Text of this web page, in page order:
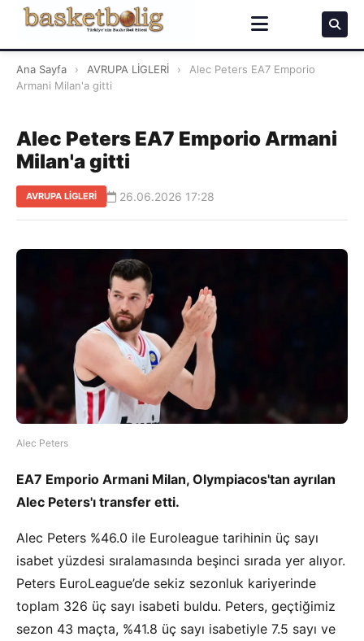
Ana Sayfa › AVRUPA LİGLERİ ›
Alec Peters EA7 Emporio
Armani Milan'a gitti
Alec Peters EA7 Emporio Armani
Milan'a gitti
AVRUPA LİGLERİ 26.06.2026 17:28
Alec Peters
EA7 Emporio Armani Milan, Olympiacos'tan ayrılan
Alec Peters'ı transfer etti.
Alec Peters %46.0 ile Euroleague tarihinin üç sayı
isabet yüzdesi sıralamasında beşinci sırada yer alıyor.
Peters EuroLeague’de sekiz sezonluk kariyerinde
toplam 326 üç sayı isabeti buldu. Peters, geçtiğimiz
sezon 43 maçta, %41.8 üç sayı isabetiyle 7.5 sayı ve